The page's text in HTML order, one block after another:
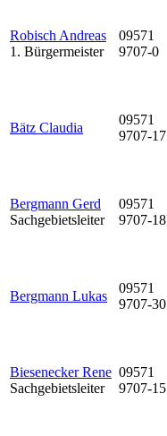
Robisch Andreas
1. Bürgermeister
09571
9707-0
Bätz Claudia
09571
9707-17
Bergmann Gerd
Sachgebietsleiter
09571
9707-18
Bergmann Lukas
09571
9707-30
Biesenecker Rene
Sachgebietsleiter
09571
9707-15